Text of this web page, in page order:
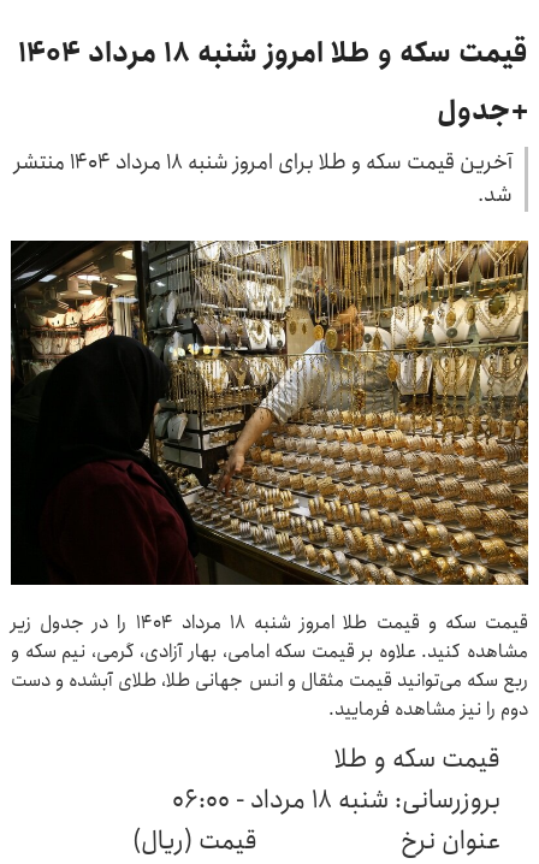
قیمت سکه و طلا امروز شنبه ۱۸ مرداد ۱۴۰۴
+جدول
آخرین قیمت سکه و طلا برای امروز شنبه ۱۸ مرداد ۱۴۰۴ منتشر
شد.
قیمت سکه و قیمت طلا امروز شنبه ۱۸ مرداد ۱۴۰۴ را در جدول زیر
مشاهده کنید. علاوه بر قیمت سکه امامی، بهار آزادی، گرمی، نیم سکه و
ربع سکه می‌توانید قیمت مثقال و انس جهانی طلا، طلای آبشده و دست
دوم را نیز مشاهده فرمایید.
قیمت سکه و طلا
بروزرسانی: شنبه ۱۸ مرداد - ۰۶:۰۰
عنوان نرخ
قیمت (ریال)